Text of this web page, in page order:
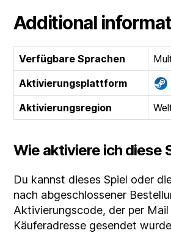
Additional
Verfügbare Sprachen
Aktivierungsplattform
Aktivierungsregion
Wie aktiviere ich diese
Du kannst dieses Spiel oder
nach abgeschlossener
Aktivierungscode, der per Mail
Käuferadresse gesendet